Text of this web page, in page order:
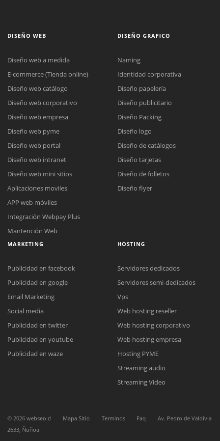
Reunión online
Nuestros ejecutivos le enviarán un correo electrónico con el enlace a
Meet para la reunión online.
Cotización
Chat Online
Todos nuestros ejecutivos están fuera de línea. Complete el formulario
DISEÑO WEB
Diseño web a medida
E-commerce (Tienda online)
Diseño web catálogo
Diseño web corporativo
Diseño web empresa
Diseño web pyme
Diseño web portal
Diseño web intranet
Diseño web mini sitios
Aplicaciones moviles
APP web móviles
Integración Webpay Plus
Mantención Web
DISEÑO GRAFICO
Naming
Identidad corporativa
Diseño papelería
Diseño publicitario
Diseño Packing
Diseño logo
Diseño de catálogos
Diseño tarjetas
Diseño de folletos
Diseño flyer
MARKETING
Publicidad en facebook
Publicidad en google
Email Marketing
Social media
Publicidad en twitter
Publicidad en youtube
Publicidad en waze
HOSTING
Servidores dedicados
Servidores semi-dedicados
Vps
Web hosting reseller
Web hosting corporativo
Web hosting empresa
Hosting PYME
Streaming audio
Streaming Video
© 2026 webseo.cl Mapa Sitio Terminos Faq
Av. Pedro de Valdivia
2633, Ñuñoa.